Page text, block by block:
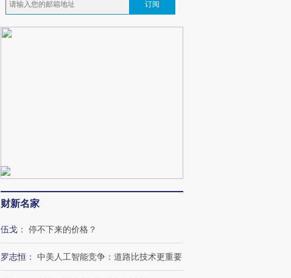
订阅
财新名家
伍戈 ： 停不下来的价格？
罗志恒 ： 中美人工智能竞争：道路比技术更重要